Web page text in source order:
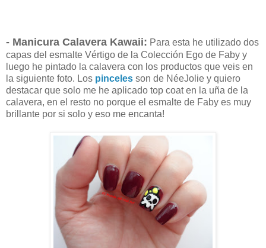
- Manicura Calavera Kawaii: Para esta he utilizado dos
capas del esmalte Vértigo de la Colección Ego de Faby y
luego he pintado la calavera con los productos que veis en
la siguiente foto. Los pinceles son de NéeJolie y quiero
destacar que solo me he aplicado top coat en la uña de la
calavera, en el resto no porque el esmalte de Faby es muy
brillante por si solo y eso me encanta!